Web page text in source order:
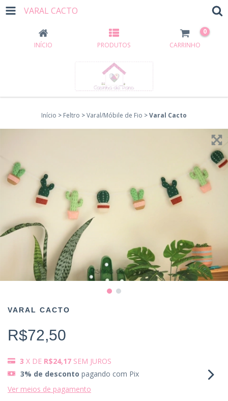
VARAL CACTO
INÍCIO PRODUTOS CARRINHO
0
Início > Feltro >Varal/Móbile de Fio >Varal Cacto
VARAL CACTO
R$72,50
3 X DE R$24,17 SEM JUROS
3% de desconto pagando com Pix
Ver meios de pagamento